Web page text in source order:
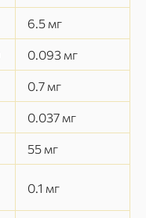
6.5 мг
0.093 мг
0.7 мг
0.037 мг
55 мг
0.1 мг